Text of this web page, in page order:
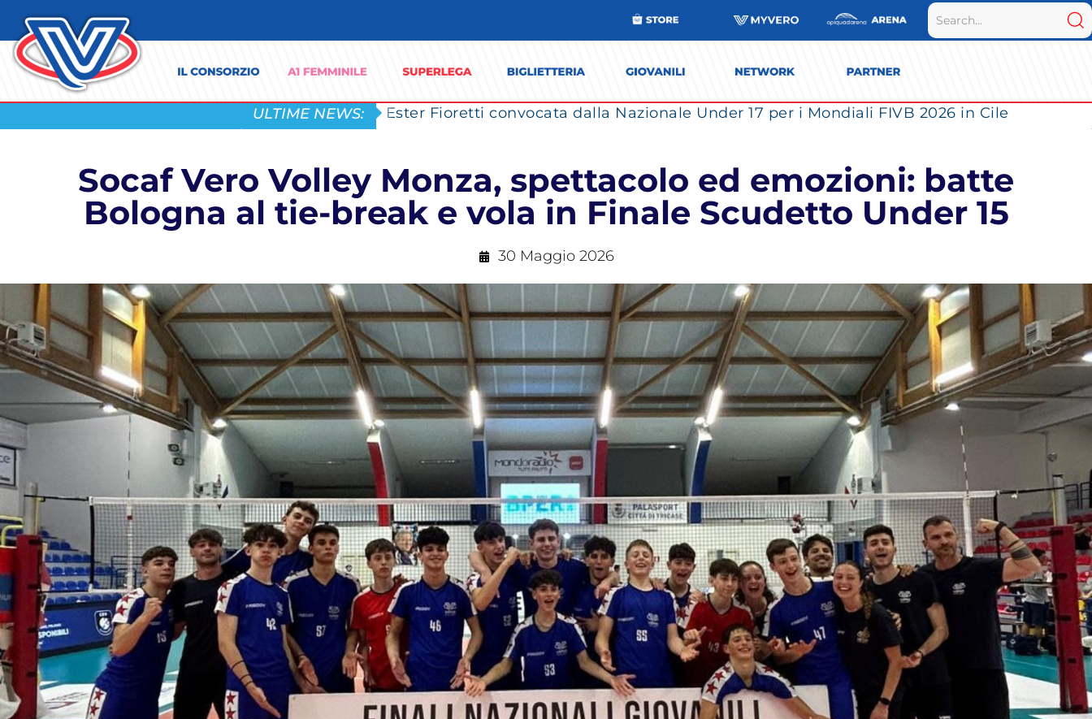
ULTIME NEWS: Ester Fioretti convocata dalla Nazionale Under 17 per i Mondiali FIVB 2026 in Cile
Socaf Vero Volley Monza, spettacolo ed emozioni: batte
Bologna al tie-break e vola in Finale Scudetto Under 15
30 Maggio 2026